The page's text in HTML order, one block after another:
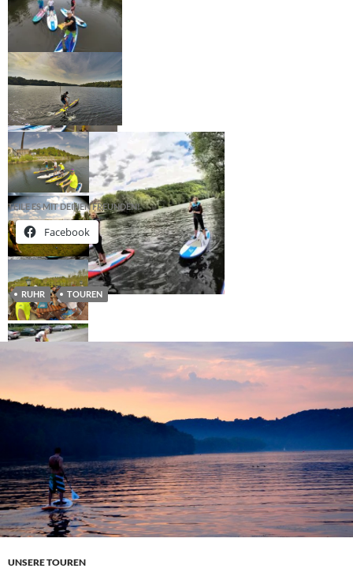
TEILE ES MIT DEINEN FREUNDEN!
Facebook
RUHR TOUREN
UNSERE TOUREN